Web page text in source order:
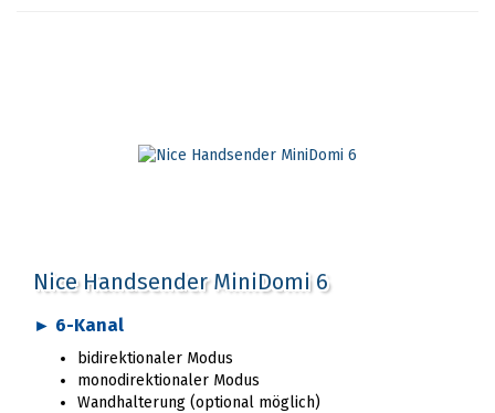
Nice Handsender MiniDomi 6
► 6-Kanal
bidirektionaler Modus
monodirektionaler Modus
Wandhalterung (optional möglich)